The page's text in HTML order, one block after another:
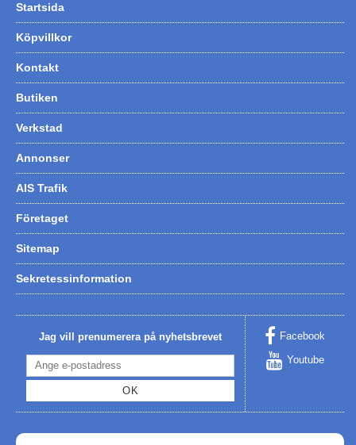
Startsida
Köpvillkor
Kontakt
Butiken
Verkstad
Annonser
AIS Trafik
Företaget
Sitemap
Sekretessinformation
Jag vill prenumerera på nyhetsbrevet
OK
Facebook
Youtube